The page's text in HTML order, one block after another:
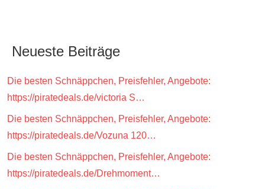
Neueste Beiträge
Die besten Schnäppchen, Preisfehler, Angebote:
https://piratedeals.de/victoria S…
Die besten Schnäppchen, Preisfehler, Angebote:
https://piratedeals.de/Vozuna 120…
Die besten Schnäppchen, Preisfehler, Angebote:
https://piratedeals.de/Drehmoment…